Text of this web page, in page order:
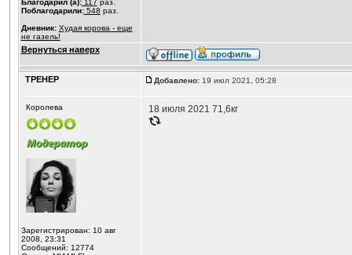
Благодарил (а):117 раз.
Поблагодарили:548 раз.
Дневник: Худая корова - еще
не газель!
Вернуться наверх
ТРЕНЕР Добавлено:19 июл 2021, 05:28
Королева
Зарегистрирован: 10 авг
2008, 23:31
Сообщений: 12774
18 июля 2021 71,6кг